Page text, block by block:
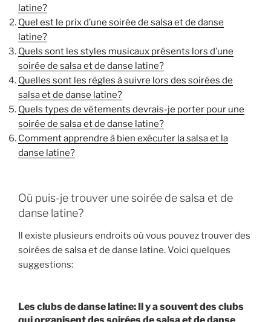
latine?
Quel est le prix d’une soirée de salsa et de danse
latine?
Quels sont les styles musicaux présents lors d’une
soirée de salsa et de danse latine?
Quelles sont les règles à suivre lors des soirées de
salsa et de danse latine?
Quels types de vêtements devrais-je porter pour une
soirée de salsa et de danse latine?
Comment apprendre à bien exécuter la salsa et la
danse latine?
Où puis-je trouver une soirée de salsa et de
danse latine?
Il existe plusieurs endroits où vous pouvez trouver des
soirées de salsa et de danse latine. Voici quelques
suggestions:
Les clubs de danse latine: Il y a souvent des clubs